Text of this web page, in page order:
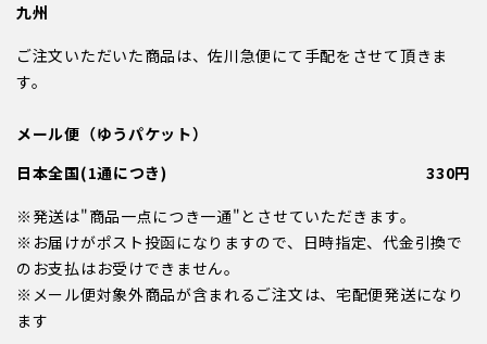
九州
ご注文いただいた商品は、佐川急便にて手配をさせて頂きま
す。
メール便（ゆうパケット）
日本全国(1通につき)
330円
※発送は"商品一点につき一通"とさせていただきます。
※お届けがポスト投函になりますので、日時指定、代金引換で
のお支払はお受けできません。
※メール便対象外商品が含まれるご注文は、宅配便発送になり
ます